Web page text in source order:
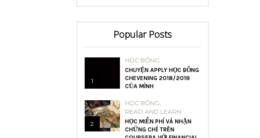
Popular Posts
1
HỌC BỔNG
CHUYỆN APPLY HỌC BỔNG
CHEVENING 2018/2019
CỦA MÌNH
2
HỌC BỔNG,
READ AND LEARN
HỌC MIỄN PHÍ VÀ NHẬN
CHỨNG CHỈ TRÊN